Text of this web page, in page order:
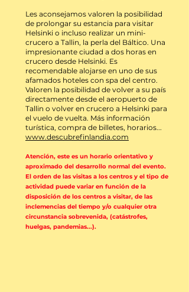
Les aconsejamos valoren la posibilidad
de prolongar su estancia para visitar
Helsinki o incluso realizar un mini-
crucero a Tallin, la perla del Báltico. Una
impresionante ciudad a dos horas en
crucero desde Helsinki. Es
recomendable alojarse en uno de sus
afamados hoteles con spa del centro.
Valoren la posibilidad de volver a su país
directamente desde el aeropuerto de
Tallin o volver en crucero a Helsinki para
el vuelo de vuelta. Más información
turística, compra de billetes, horarios...
www.descubrefinlandia.com
Atención, este es un horario orientativo y
aproximado del desarrollo normal del evento.
El orden de las visitas a los centros y el tipo de
actividad puede variar en función de la
disposición de los centros a visitar, de las
inclemencias del tiempo y/o cualquier otra
circunstancia sobrevenida, (catástrofes,
huelgas, pandemias...).